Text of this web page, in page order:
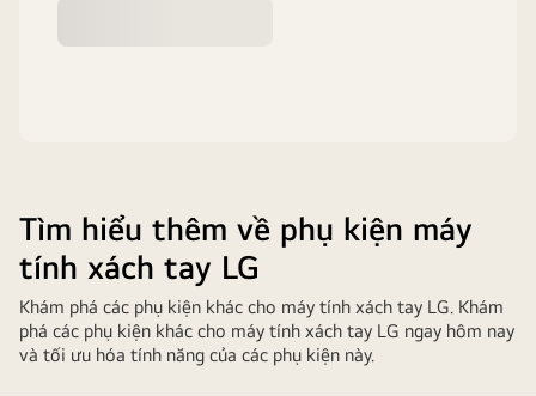
Tìm hiểu thêm về phụ kiện máy
tính xách tay LG
Khám phá các phụ kiện khác cho máy tính xách tay LG. Khám
phá các phụ kiện khác cho máy tính xách tay LG ngay hôm nay
và tối ưu hóa tính năng của các phụ kiện này.